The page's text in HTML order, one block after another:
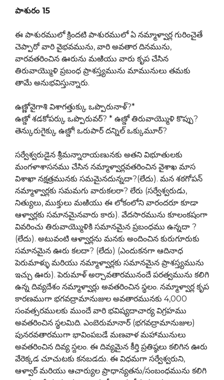
పాశురం 15
ఈ పాశురములో క్రిందటి పాశురములో ఏ నమ్మాళ్వార్ల గురించైతే
చెప్పారో వారి వైభవమును, వారి అవతార దినమును,
వారవతరించిన ఊరును మఱియు వారు కృప చేసిన
తిరువాయ్మొళి ప్రబంధ ప్రాశస్త్యమును మామునులు తమకు
తామే అనుభవిస్తున్నారు.
ఉణ్ణోవైగాశి విశాగత్తుక్కు ఒప్పొరునాళ్?*
ఉణ్డో శడకోపర్కు ఒప్పొరువర్? * ఉణ్డో తిరువాయ్మొళి కొప్పు?
తెన్కురుగైక్కు ఉణ్డో! ఒరుపార్ దన్నిల్ ఒక్కుమూర్?
సర్వేశ్వరుడైన శ్రీమన్నారాయణునకు అతని విభూతులకు
మంగళాశాసనము చేసిన నమ్మాళ్వార్లవతరించిన వైశాఖ మాస
విశాఖా నక్షత్రమునకు సమమైనదున్నదా?(లేదు). మన శఠగోపన్
నమ్మాళ్వార్లకు సమమగు వారుకలరా? లేరు (సర్వేశ్వరుడు,
నిత్యులు, ముక్తులు మఱియు ఈ లోకంలోని వారందరూ కూడా
ఆళ్వార్లకు సమానమైనవారు కారు). వేదసారమును కూలంకషంగా
వివరించు తిరువాయ్మొళికి సమానమైన ప్రబంధము ఉన్నదా ?
(లేదు). అటువంటి ఆళ్వార్లను మనకు అందించిన కురుగూరుకు
సమానమైన ఊరు కలదా? (లేదు) (ఎందుకనగా ఆదినాధ
పెరుమాళ్ళు మరియు నమ్మాళ్వార్లకు సమానమైన ప్రాశస్త్యమును
ఇచ్చు ఊరు). పెరుమాళ్ అర్చావతారమునందే పరత్వమును కలిగి
ఉన్న దివ్యదేశం నమ్మాళ్వార్లు అవతరించిన స్థలం. నమ్మాళ్వార్ల కృప
కారణముగా భగవద్రామానుజుల అవతారమునకు 4,000
సంవత్సరములకు ముందే వారి భవిష్యదాచార్య విగ్రహము
అవతరించిన స్థలమిది. ఎంబెరుమానార్ (భగవద్రామానుజుల)
పునరవతారముగా భావింపబడే మణవాళ మహామునులు
అవతరించిన దివ్య స్దలం. ఈ దివ్యమైన కీర్తి ప్రతిష్ఠలు కలిగిన ఊరు
వేరెక్కడ చూచుటకు కనబడదు. ఈ విధమగా సర్వేశ్వరుని,
ఆళ్వార్ మరియు ఆచార్యుల ప్రాధాన్యతను/సంబంధమును కలిగి